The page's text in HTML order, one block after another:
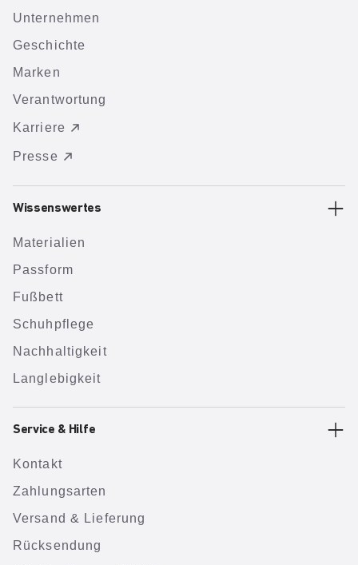
Unternehmen
Geschichte
Marken
Verantwortung
Karriere
Presse
Wissenswertes
Materialien
Passform
Fußbett
Schuhpflege
Nachhaltigkeit
Langlebigkeit
Service & Hilfe
Kontakt
Zahlungsarten
Versand & Lieferung
Rücksendung